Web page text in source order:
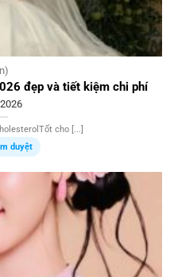
đẹp và tiết kiệm chi phí
cho [...]
duyệt